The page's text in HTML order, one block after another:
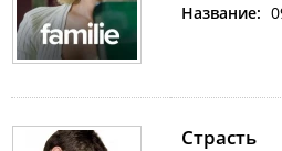
Название:
Страсть